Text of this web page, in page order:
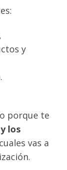
y
porque te
los
vas a